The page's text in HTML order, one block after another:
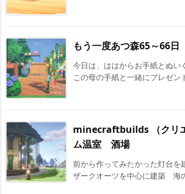
もう一度あつ森65～66日
今日は、ははからお手紙とぬい
この母の手紙と一緒にプレゼン
minecraftbuilds （クリ
ム温室 酒場
前から作ってみたかった灯台を
ザークオーツを中心に建築 海